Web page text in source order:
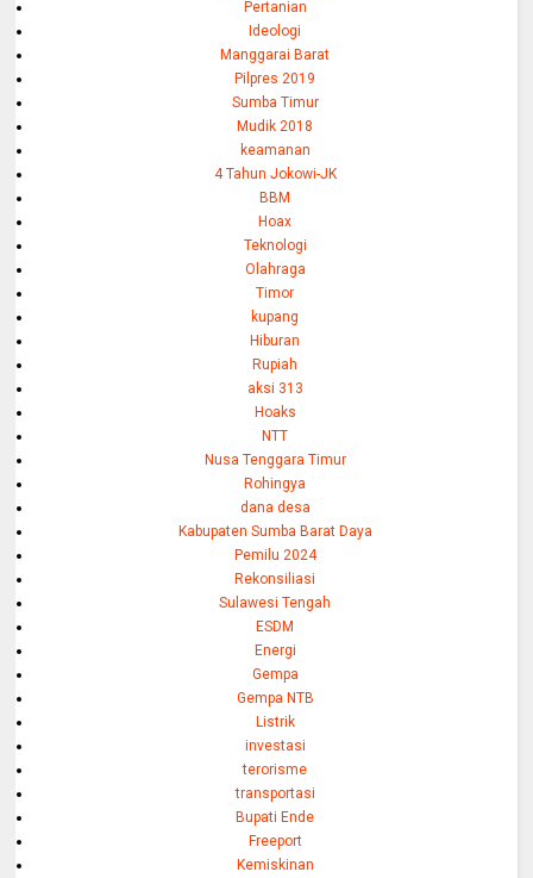
Pertanian
Ideologi
Manggarai Barat
Pilpres 2019
Sumba Timur
Mudik 2018
keamanan
4 Tahun Jokowi-JK
BBM
Hoax
Teknologi
Olahraga
Timor
kupang
Hiburan
Rupiah
aksi 313
Hoaks
NTT
Nusa Tenggara Timur
Rohingya
dana desa
Kabupaten Sumba Barat Daya
Pemilu 2024
Rekonsiliasi
Sulawesi Tengah
ESDM
Energi
Gempa
Gempa NTB
Listrik
investasi
terorisme
transportasi
Bupati Ende
Freeport
Kemiskinan